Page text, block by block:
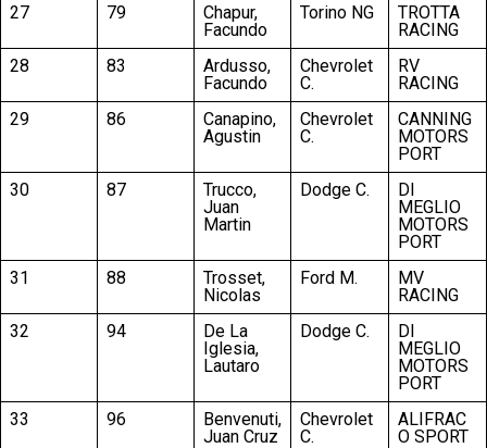
27
79
Chapur,
Facundo
Torino NG
TROTTA
RACING
28
83
Ardusso,
Facundo
Chevrolet
C.
RV
RACING
29
86
Canapino,
Agustin
Chevrolet
C.
CANNING
MOTORS
PORT
30
87
Trucco,
Juan
Martin
Dodge C.
DI
MEGLIO
MOTORS
PORT
31
88
Trosset,
Nicolas
Ford M.
MV
RACING
32
94
De La
Iglesia,
Lautaro
Dodge C.
DI
MEGLIO
MOTORS
PORT
33
96
Benvenuti,
Juan Cruz
Chevrolet
C.
ALIFRAC
O SPORT